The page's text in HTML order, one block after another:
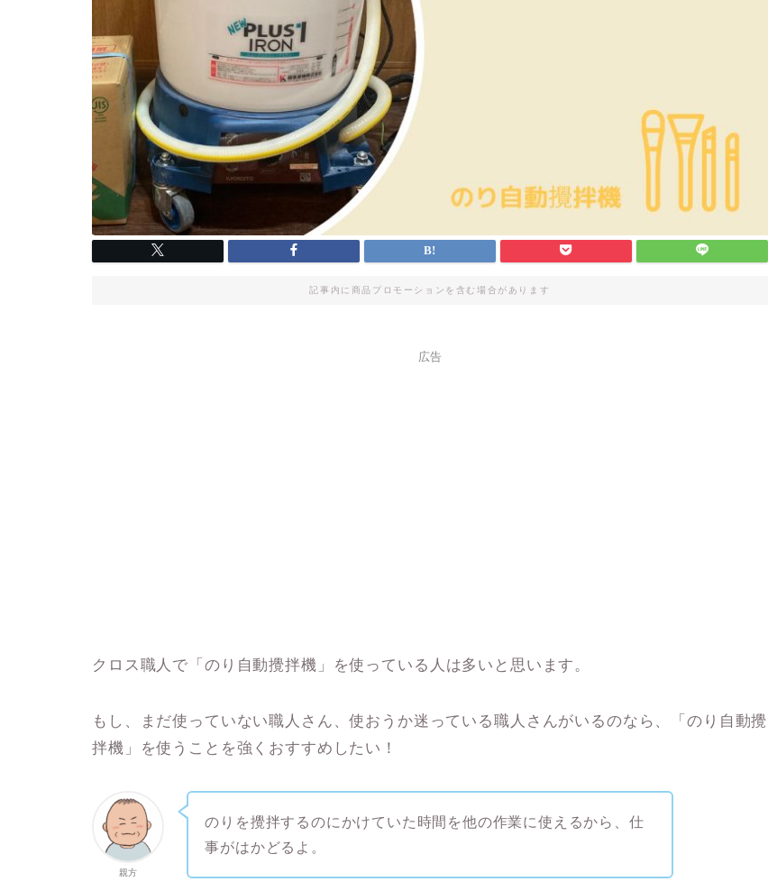
記事内に商品プロモーションを含む場合があります
広告
クロス職人で「 のり自動攪拌機 」を使っている人は多いと思います。
もし、まだ使っていない職人さん、使おうか迷っている職人さんがいるのなら、「のり自動攪
拌機 」を使うことを強くおすすめしたい！
親方
のりを攪拌するのにかけていた時間を他の作業に使えるから、仕
事がはかどるよ。